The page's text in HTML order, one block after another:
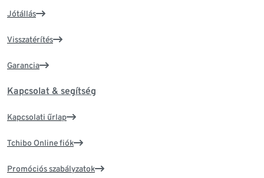
Jótállás
Visszatérítés
Garancia
Kapcsolat & segítség
Kapcsolati űrlap
Tchibo Online fiók
Promóciós szabályzatok